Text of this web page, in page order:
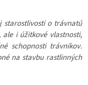
starostlivosti o trávnatú
i úžitkové vlastnosti,
schopnosti trávnikov.
na stavbu rastlinných